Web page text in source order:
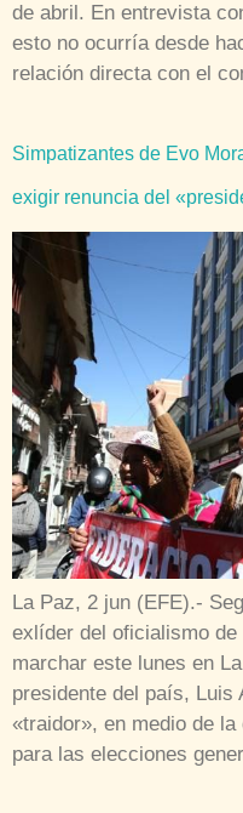
de abril. En entrevista
esto no ocurría desde
relación directa con el
Simpatizantes de Evo
exigir renuncia del
La Paz, 2 jun (EFE).-
exlíder del oficialismo
marchar este lunes en
presidente del país, Luis
«traidor», en medio de
para las elecciones